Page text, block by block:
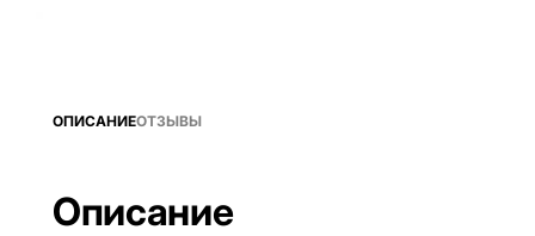
ОПИСАНИЕОТЗЫВЫ
Описание